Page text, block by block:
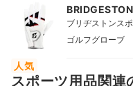
ブリヂストンス
ゴルフグローブ
人気
スポーツ用品関